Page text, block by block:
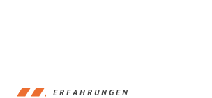
ERFAHRUNGEN